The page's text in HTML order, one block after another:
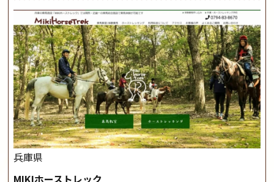
兵庫県
MIKIホーストレック